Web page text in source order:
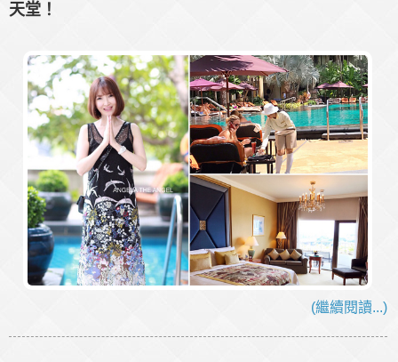
天堂！
(繼續閱讀...)